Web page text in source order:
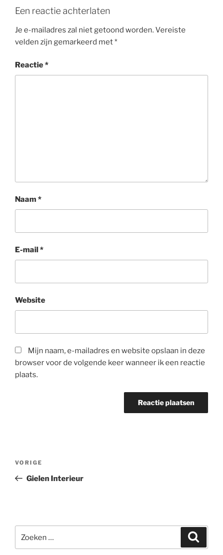
k
Een reactie achterlaten
Je e-mailadres zal niet getoond worden.Vereiste
velden zijn gemarkeerd met*
Reactie*
Naam*
E-mail *
Website
Mijn naam, e-mailadres en website opslaan in deze
browser voor de volgende keer wanneer ik een reactie
plaats.
Berichtnavigatie
Vorig
bericht
VORIGE
Gielen Interieur
naar: